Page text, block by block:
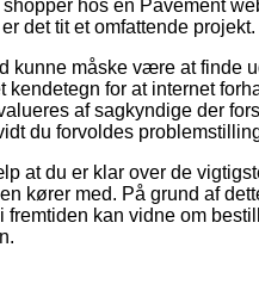
shopper hos en Pavement
det tit et omfattende projekt.
kunne måske være at finde
kendetegn for at internet
af sagkyndige der
du forvoldes
at du er klar over de
kører med. På grund af
fremtiden kan vidne om